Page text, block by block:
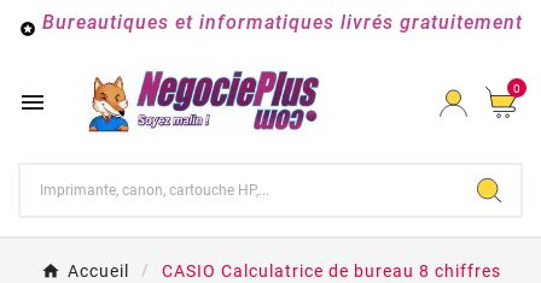
 Bureautiques et informatiques livrés gratuitement
 0
Accueil
CASIO Calculatrice de bureau 8 chiffres